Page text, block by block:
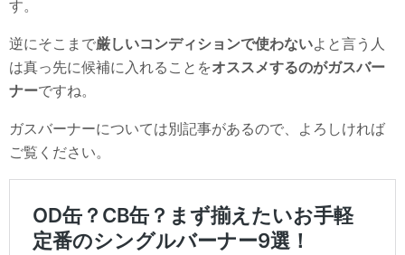
す。
逆にそこまで厳しいコンディションで使わないよと言う人
は真っ先に候補に入れることをオススメするのがガスバー
ナーですね。
ガスバーナーについては別記事があるので、よろしければ
ご覧ください。